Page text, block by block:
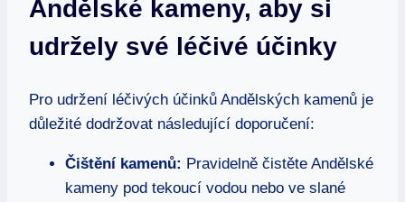
Andělské kameny, aby si
udržely své léčivé účinky
Pro udržení léčivých účinků Andělských kamenů je
důležité dodržovat následující doporučení:
Čištění kamenů: Pravidelně čistěte Andělské
kameny pod tekoucí vodou nebo ve slané